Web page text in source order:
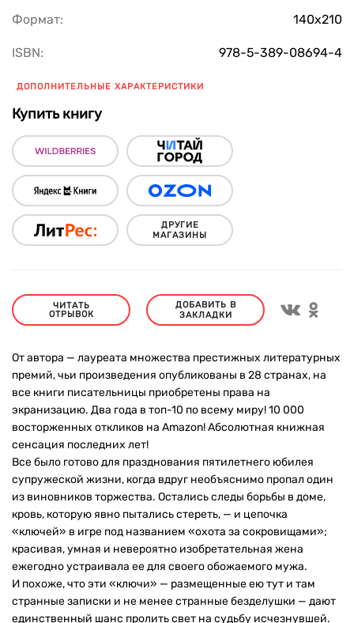
Формат: 140х210
ISBN: 978-5-389-08694-4
ДОПОЛНИТЕЛЬНЫЕ ХАРАКТЕРИСТИКИ
Купить книгу
ДРУГИЕ
МАГАЗИНЫ
ЧИТАТЬ
ОТРЫВОК
ДОБАВИТЬ В
ЗАКЛАДКИ
От автора — лауреата множества престижных литературных
премий, чьи произведения опубликованы в 28 странах, на
все книги писательницы приобретены права на
экранизацию. Два года в топ-10 по всему миру! 10 000
восторженных откликов на Amazon! Абсолютная книжная
сенсация последних лет!
Все было готово для празднования пятилетнего юбилея
супружеской жизни, когда вдруг необъяснимо пропал один
из виновников торжества. Остались следы борьбы в доме,
кровь, которую явно пытались стереть, — и цепочка
«ключей» в игре под названием «охота за сокровищами»;
красивая, умная и невероятно изобретательная жена
ежегодно устраивала ее для своего обожаемого мужа.
И похоже, что эти «ключи» — размещенные ею тут и там
странные записки и не менее странные безделушки — дают
единственный шанс пролить свет на судьбу исчезнувшей.